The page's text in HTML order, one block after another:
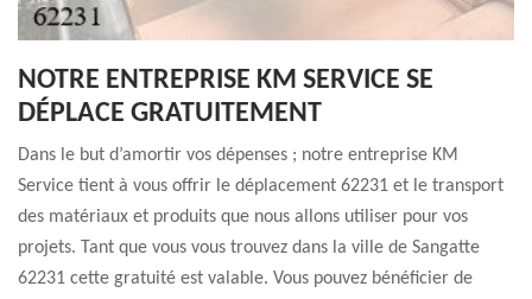
NOTRE ENTREPRISE KM SERVICE SE
DÉPLACE GRATUITEMENT
Dans le but d’amortir vos dépenses ; notre entreprise KM
Service tient à vous offrir le déplacement 62231 et le transport
des matériaux et produits que nous allons utiliser pour vos
projets. Tant que vous vous trouvez dans la ville de Sangatte
62231 cette gratuité est valable. Vous pouvez bénéficier de